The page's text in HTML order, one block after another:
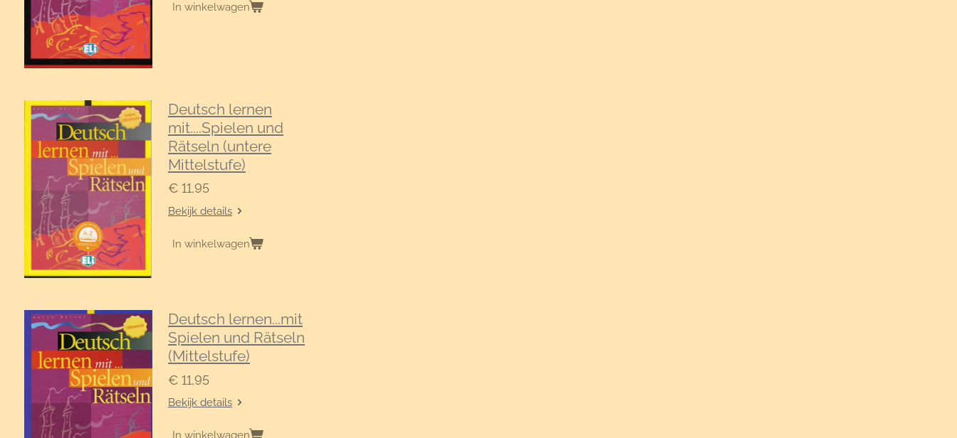
In winkelwagen
Deutsch lernen
mit....Spielen und
Rätseln (untere
Mittelstufe)
€ 11,95
Bekijk details
In winkelwagen
Deutsch lernen...mit
Spielen und Rätseln
(Mittelstufe)
€ 11,95
Bekijk details
In winkelwagen